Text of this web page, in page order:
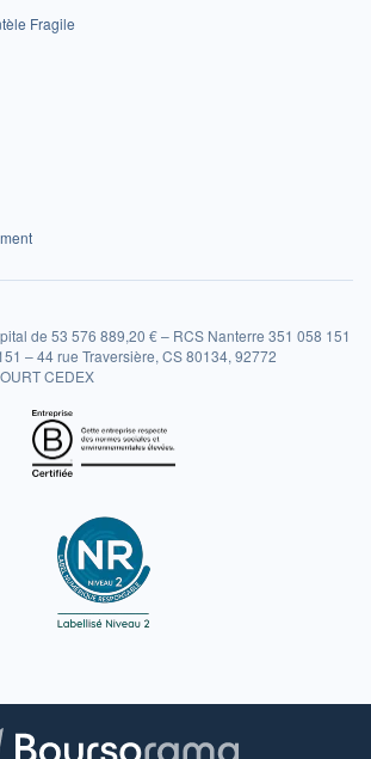
Fragile
de 53 576 889,20 € – RCS Nanterre 351 058 151
– 44 rue Traversière, CS 80134, 92772
CEDEX